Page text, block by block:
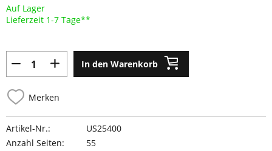
Auf Lager
Lieferzeit 1-7 Tage**
In den Warenkorb
Merken
Artikel-Nr.:
US25400
Anzahl Seiten:
55